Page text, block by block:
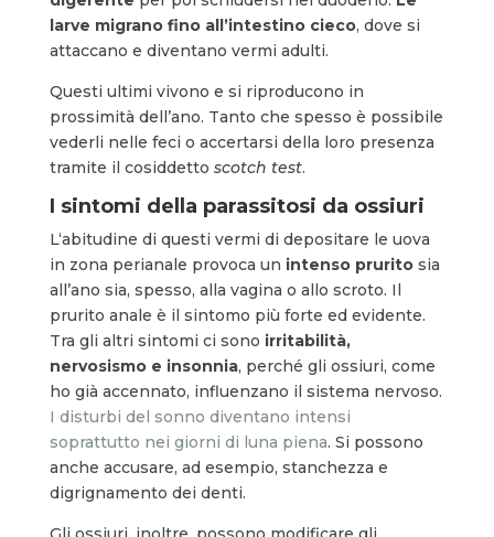
larve migrano fino all’intestino cieco, dove si
attaccano e diventano vermi adulti.
Questi ultimi vivono e si riproducono in
prossimità dell’ano. Tanto che spesso è possibile
vederli nelle feci o accertarsi della loro presenza
tramite il cosiddetto scotch test.
I sintomi della parassitosi da ossiuri
L‘abitudine di questi vermi di depositare le uova
in zona perianale provoca un intenso prurito sia
all’ano sia, spesso, alla vagina o allo scroto. Il
prurito anale è il sintomo più forte ed evidente.
Tra gli altri sintomi ci sono irritabilità,
nervosismo e insonnia, perché gli ossiuri, come
ho già accennato, influenzano il sistema nervoso.
I disturbi del sonno diventano intensi
soprattutto nei giorni di luna piena. Si possono
anche accusare, ad esempio, stanchezza e
digrignamento dei denti.